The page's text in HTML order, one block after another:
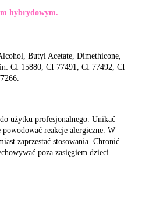
hybrydowym.
Butyl Acetate, Dimethicone,
CI 15880, CI 77491, CI 77492, CI
użytku profesjonalnego. Unikać
reakcje alergiczne. W
zaprzestać stosowania. Chronić
poza zasięgiem dzieci.